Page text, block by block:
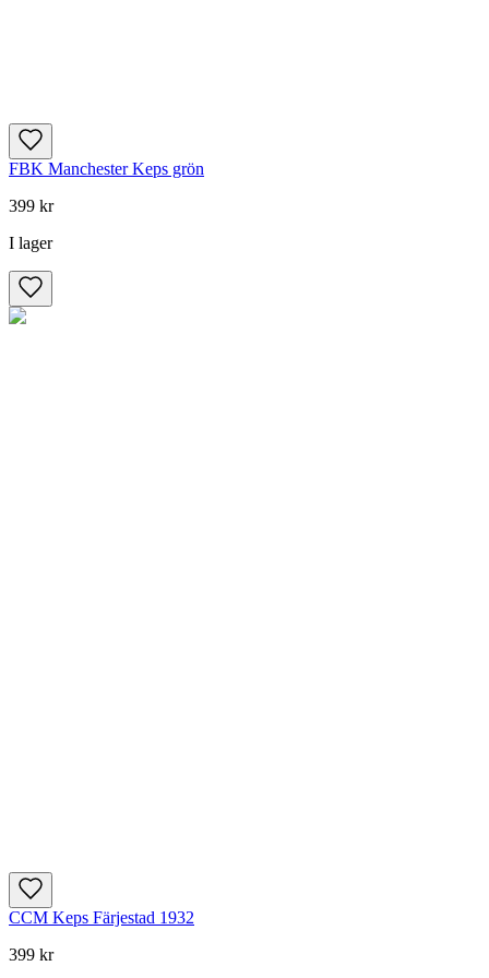
FBK Manchester Keps grön
399 kr
I lager
CCM Keps Färjestad 1932
399 kr